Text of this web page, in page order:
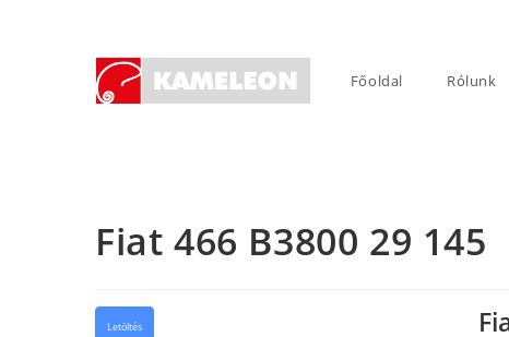
Főoldal Rólunk
Fiat 466 B3800 29 145
Letöltés